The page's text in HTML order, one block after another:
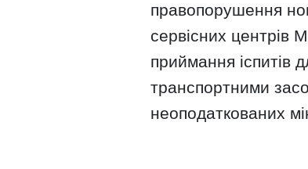
правопорушення
сервісних центрів
приймання іспитів
транспортними
неоподаткованих